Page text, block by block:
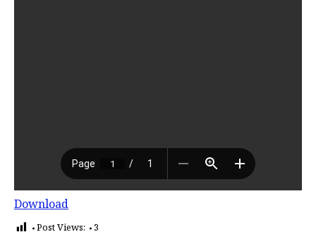
Download
Post Views: 3